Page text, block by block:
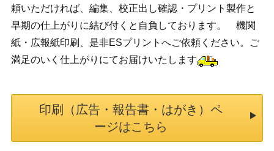
頼いただければ、編集、校正出し確認・プリント製作と
早期の仕上がりに結び付くと自負しております。 機関
紙・広報紙印刷、是非ESプリントへご依頼ください。ご
満足のいく仕上がりにてお届けいたします
印刷（広告・報告書・はがき）ペ
ージはこちら